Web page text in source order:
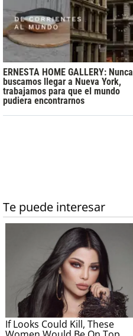
ERNESTA HOME GALLERY: Nunca
buscamos llegar a Nueva York,
trabajamos para que el mundo
pudiera encontrarnos